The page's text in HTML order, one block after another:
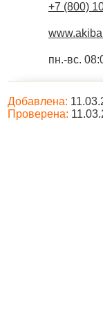
+7 (800)
пн.-вс.
Добавлена:
Проверена: